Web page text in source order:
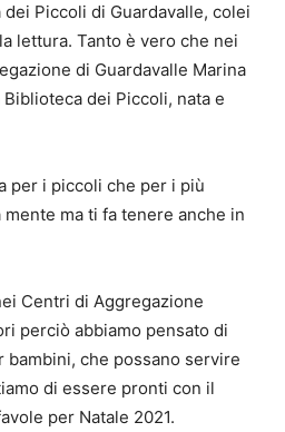
Piccoli di Guardavalle, colei
lettura. Tanto è vero che nei
di Guardavalle Marina
dei Piccoli, nata e
per i piccoli che per i più
ma ti fa tenere anche in
Centri di Aggregazione
perciò abbiamo pensato di
bambini, che possano servire
di essere pronti con il
per Natale 2021.